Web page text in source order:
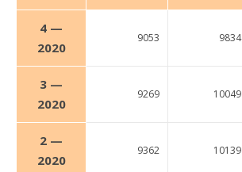
4 —
2020
9053 9834
3 —
2020
9269 10049
2 —
2020
9362 10139